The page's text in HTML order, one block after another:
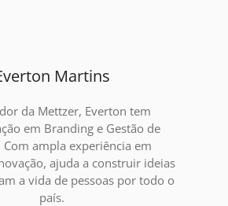
Martins
da Mettzer, Everton tem
em Branding e Gestão de
Com ampla experiência em
ajuda a construir ideias
a vida de pessoas por todo o
país.